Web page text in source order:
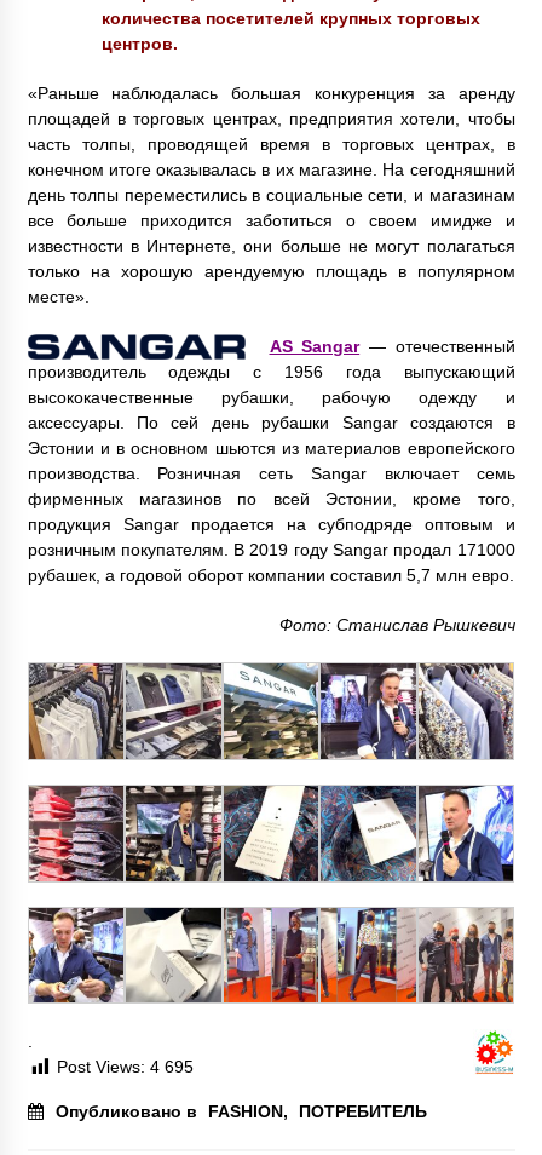
количества посетителей крупных торговых
центров.
«Раньше наблюдалась большая конкуренция за аренду
площадей в торговых центрах, предприятия хотели, чтобы
часть толпы, проводящей время в торговых центрах, в
конечном итоге оказывалась в их магазине. На сегодняшний
день толпы переместились в социальные сети, и магазинам
все больше приходится заботиться о своем имидже и
известности в Интернете, они больше не могут полагаться
только на хорошую арендуемую площадь в популярном
месте».
AS Sangar— отечественный
производитель одежды с 1956 года выпускающий
высококачественные рубашки, рабочую одежду и
аксессуары. По сей день рубашки Sangar создаются в
Эстонии и в основном шьются из материалов европейского
производства. Розничная сеть Sangar включает семь
фирменных магазинов по всей Эстонии, кроме того,
продукция Sangar продается на субподряде оптовым и
розничным покупателям. В 2019 году Sangar продал 171000
рубашек, а годовой оборот компании составил 5,7 млн евро.
Фото: Станислав Рышкевич
.
Post Views: 4 695
Опубликовано в FASHION, ПОТРЕБИТЕЛЬ